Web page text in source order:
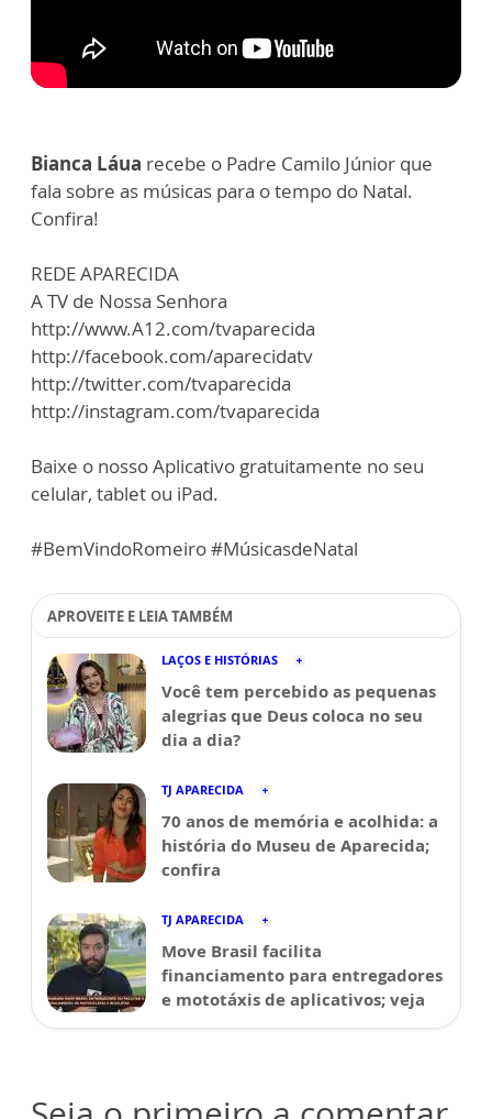
Bianca Láua recebe o Padre Camilo Júnior que
fala sobre as músicas para o tempo do Natal.
Confira!
REDE APARECIDA
A TV de Nossa Senhora
http://www.A12.com/tvaparecida
http://facebook.com/aparecidatv
http://twitter.com/tvaparecida
http://instagram.com/tvaparecida
Baixe o nosso Aplicativo gratuitamente no seu
celular, tablet ou iPad.
#BemVindoRomeiro #MúsicasdeNatal
APROVEITE E LEIA TAMBÉM
LAÇOS E HISTÓRIAS
Você tem percebido as pequenas
alegrias que Deus coloca no seu
dia a dia?
TJ APARECIDA
70 anos de memória e acolhida: a
história do Museu de Aparecida;
confira
TJ APARECIDA
Move Brasil facilita
financiamento para entregadores
e mototáxis de aplicativos; veja